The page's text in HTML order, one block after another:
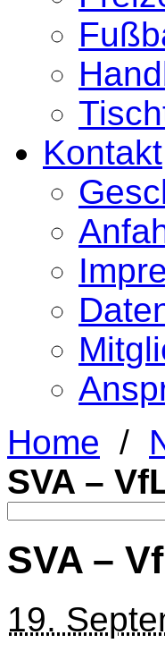
Kontakt
Home /
SVA –
SVA –
19.